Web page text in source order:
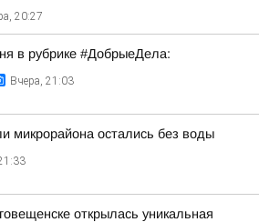
20:27
в рубрике #ДобрыеДела:
Вчера, 21:03
микрорайона остались без воды
открылась уникальная